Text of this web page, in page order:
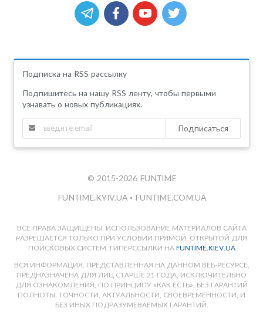
Подписка на RSS рассылку
Подпишитесь на нашу RSS ленту, чтобы первыми
узнавать о новых публикациях.
Подписаться
© 2015-2026 FUNTIME
FUNTIME.KYIV.UA • FUNTIME.COM.UA
ВСЕ ПРАВА ЗАЩИЩЕНЫ. ИСПОЛЬЗОВАНИЕ МАТЕРИАЛОВ САЙТА
РАЗРЕШАЕТСЯ ТОЛЬКО ПРИ УСЛОВИИ ПРЯМОЙ, ОТКРЫТОЙ ДЛЯ
ПОИСКОВЫХ СИСТЕМ, ГИПЕРССЫЛКИ НА FUNTIME.KIEV.UA
ВСЯ ИНФОРМАЦИЯ, ПРЕДСТАВЛЕННАЯ НА ДАННОМ ВЕБ-РЕСУРСЕ,
ПРЕДНАЗНАЧЕНА ДЛЯ ЛИЦ СТАРШЕ 21 ГОДА, ИСКЛЮЧИТЕЛЬНО
ДЛЯ ОЗНАКОМЛЕНИЯ, ПО ПРИНЦИПУ «КАК ЕСТЬ», БЕЗ ГАРАНТИЙ
ПОЛНОТЫ, ТОЧНОСТИ, АКТУАЛЬНОСТИ, СВОЕВРЕМЕННОСТИ, И
БЕЗ ИНЫХ ПОДРАЗУМЕВАЕМЫХ ГАРАНТИЙ.